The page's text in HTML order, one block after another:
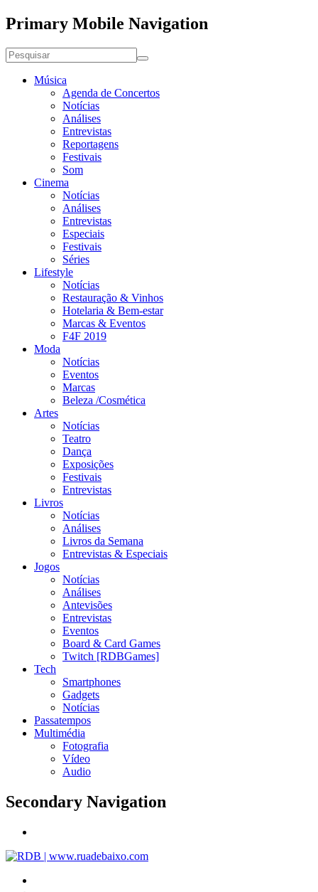
Primary Mobile Navigation
Música
Agenda de Concertos
Notícias
Análises
Entrevistas
Reportagens
Festivais
Som
Cinema
Notícias
Análises
Entrevistas
Especiais
Festivais
Séries
Lifestyle
Notícias
Restauração & Vinhos
Hotelaria & Bem-estar
Marcas & Eventos
F4F 2019
Moda
Notícias
Eventos
Marcas
Beleza /Cosmética
Artes
Notícias
Teatro
Dança
Exposições
Festivais
Entrevistas
Livros
Notícias
Análises
Livros da Semana
Entrevistas & Especiais
Jogos
Notícias
Análises
Antevisões
Entrevistas
Eventos
Board & Card Games
Twitch [RDBGames]
Tech
Smartphones
Gadgets
Notícias
Passatempos
Multimédia
Fotografia
Vídeo
Audio
Secondary Navigation